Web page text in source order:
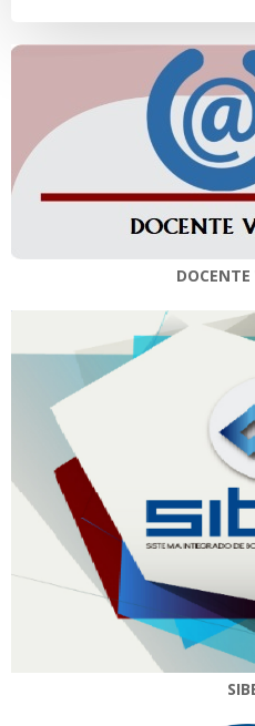
entradas